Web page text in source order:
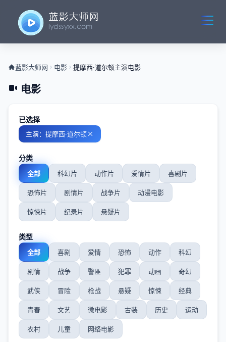
蓝影大师网 电影 提摩西·道尔顿主演电影
电影
已选择
主演：提摩西·道尔顿
分类
全部 科幻片 动作片 爱情片 喜剧片
恐怖片 剧情片 战争片 动漫电影
惊悚片 纪录片 悬疑片
类型
全部 喜剧 爱情 恐怖 动作 科幻
剧情 战争 警匪 犯罪 动画 奇幻
武侠 冒险 枪战 悬疑 惊悚 经典
青春 文艺 微电影 古装 历史 运动
农村 儿童 网络电影